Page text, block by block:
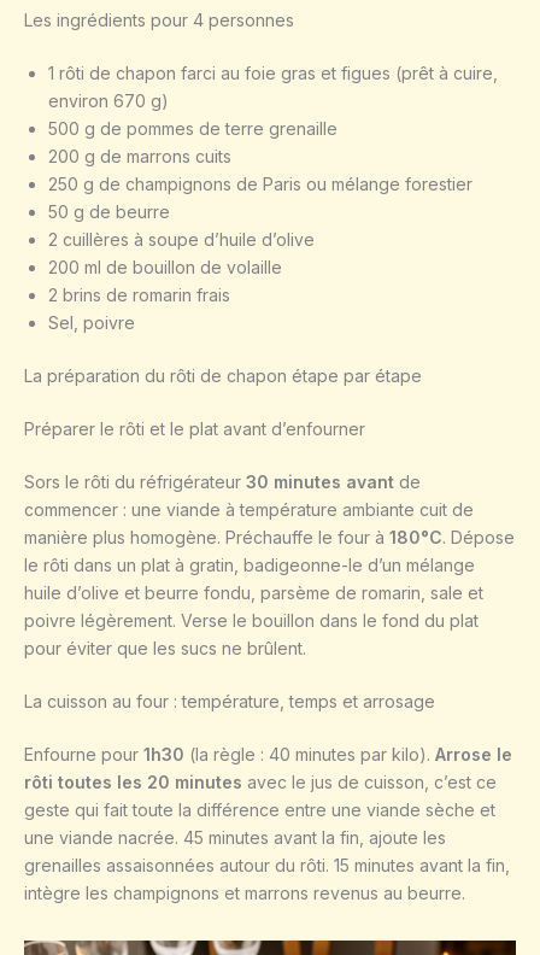
Les ingrédients pour 4 personnes
1 rôti de chapon farci au foie gras et figues (prêt à cuire,
environ 670 g)
500 g de pommes de terre grenaille
200 g de marrons cuits
250 g de champignons de Paris ou mélange forestier
50 g de beurre
2 cuillères à soupe d’huile d’olive
200 ml de bouillon de volaille
2 brins de romarin frais
Sel, poivre
La préparation du rôti de chapon étape par étape
Préparer le rôti et le plat avant d’enfourner
Sors le rôti du réfrigérateur 30 minutes avant de
commencer : une viande à température ambiante cuit de
manière plus homogène. Préchauffe le four à 180°C. Dépose
le rôti dans un plat à gratin, badigeonne-le d’un mélange
huile d’olive et beurre fondu, parsème de romarin, sale et
poivre légèrement. Verse le bouillon dans le fond du plat
pour éviter que les sucs ne brûlent.
La cuisson au four : température, temps et arrosage
Enfourne pour 1h30 (la règle : 40 minutes par kilo). Arrose le
rôti toutes les 20 minutes avec le jus de cuisson, c’est ce
geste qui fait toute la différence entre une viande sèche et
une viande nacrée. 45 minutes avant la fin, ajoute les
grenailles assaisonnées autour du rôti. 15 minutes avant la fin,
intègre les champignons et marrons revenus au beurre.